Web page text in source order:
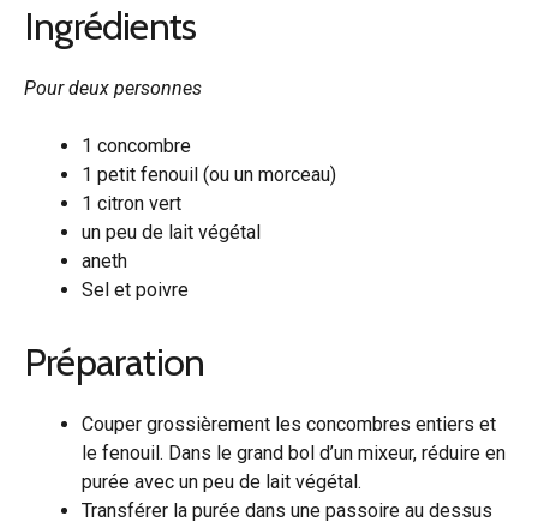
Ingrédients
Pour deux personnes
1 concombre
1 petit fenouil (ou un morceau)
1 citron vert
un peu de lait végétal
aneth
Sel et poivre
Préparation
Couper grossièrement les concombres entiers et
le fenouil. Dans le grand bol d’un mixeur, réduire en
purée avec un peu de lait végétal.
Transférer la purée dans une passoire au dessus